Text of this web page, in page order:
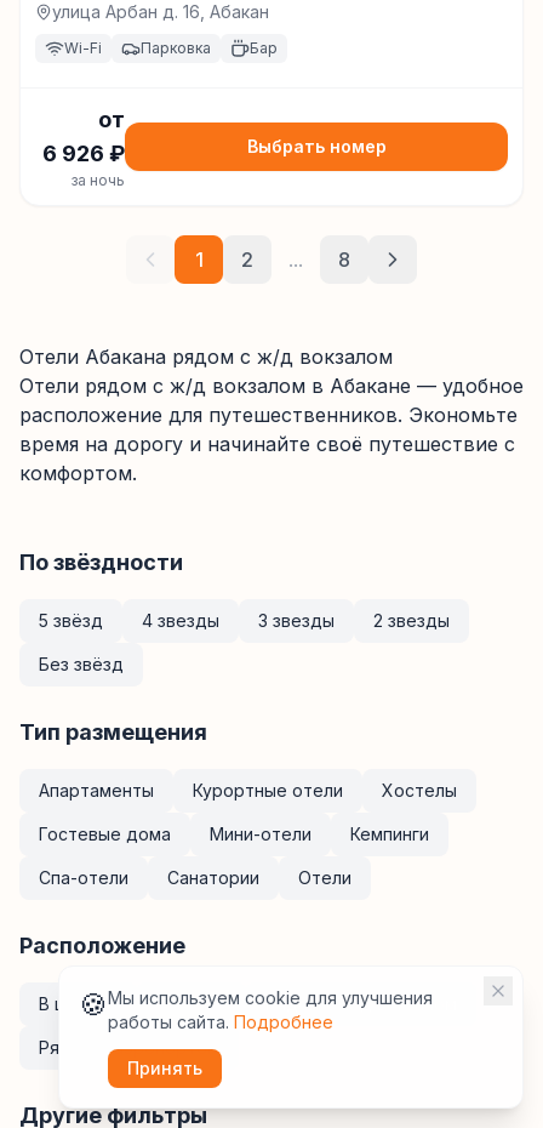
улица Арбан д. 16, Абакан
Wi-Fi Парковка Бар
от
6 926 ₽
за ночь
Выбрать номер
1 2 ... 8
Отели Абакана рядом с ж/д вокзалом
Отели рядом с ж/д вокзалом в Абакане — удобное
расположение для путешественников. Экономьте
время на дорогу и начинайте своё путешествие с
комфортом.
По звёздности
5 звёзд 4 звезды 3 звезды 2 звезды
Без звёзд
Тип размещения
Апартаменты Курортные отели Хостелы
Гостевые дома Мини-отели Кемпинги
Спа-отели Санатории Отели
Расположение
В центре У метро Рядом с ж/д вокзалом
Рядом с аэропортом
Другие фильтры
🍪Мы используем cookie для улучшения
работы сайта. Подробнее
Принять